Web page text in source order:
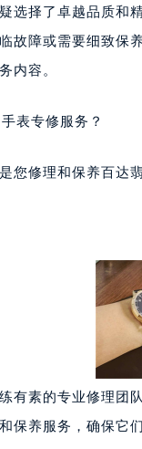
选择了卓越品质和
故障或需要细致保
内容。
表专修服务？
您修理和保养百达
有素的专业修理团
保养服务，确保它